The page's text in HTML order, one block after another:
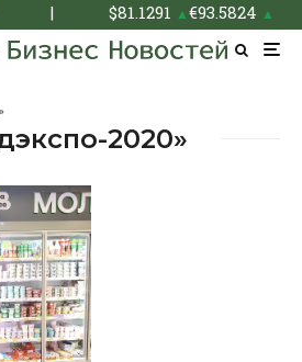
| $81.1291 ▲€93.5824 ▲
2020»